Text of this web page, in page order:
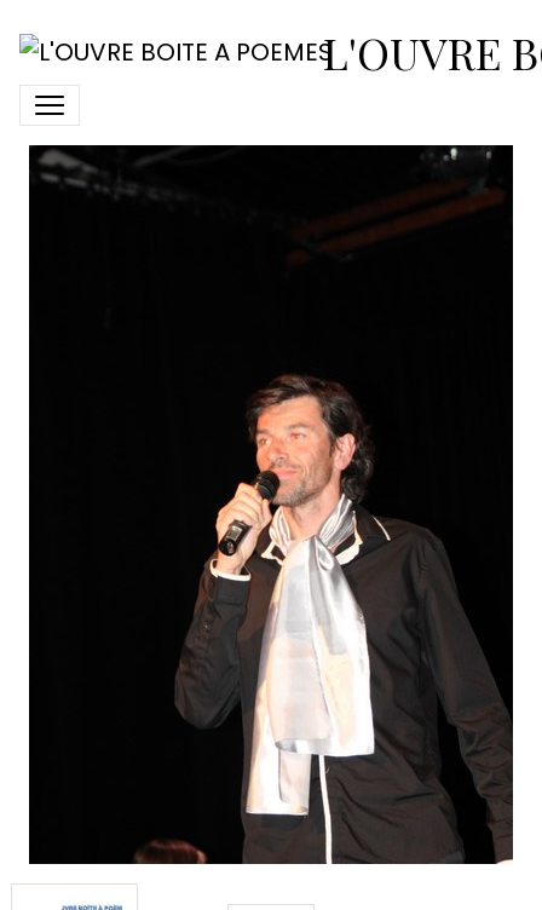
L'OUVRE
2018-avril-7-spectacle-
loup22-aymeric